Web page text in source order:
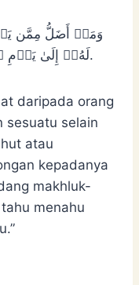
وَمَنۡ أَضَلُّ مِمَّن
لَهُۥٓ إِلَىٰ يَوۡمِ ٱلۡقِيَٰمَةِ وَهُمۡ عَن دُعَآئِهِمۡ غَٰفِلُونَ.
daripada orang
sesuatu selain
atau
kepadanya
makhluk-
menahu